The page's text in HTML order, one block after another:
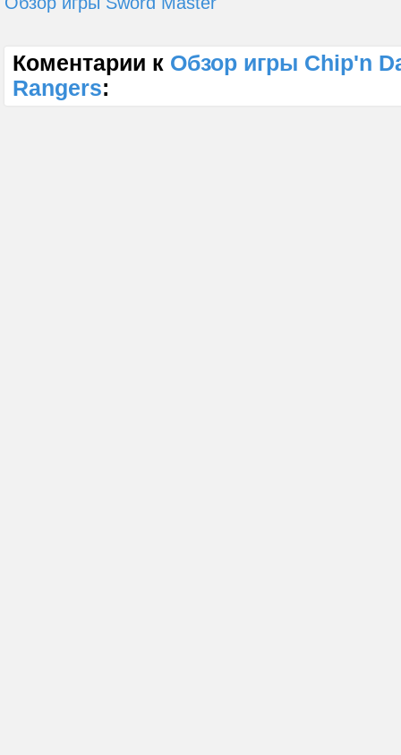
Коментарии к Обзор игры Chip'n
Rangers: